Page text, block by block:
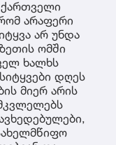
არაფერი
არ უნდა
ომში
ხალხს
დღეს
მიერ არის